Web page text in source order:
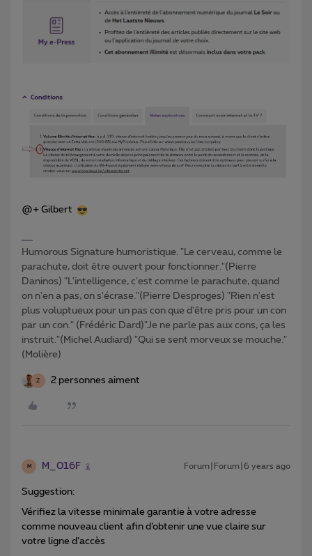
@+ Gilbert
Humorous Signature humoristique. "Le cerveau, comme le
parachute, doit être ouvert pour fonctionner."(Pierre
Daninos) "L'intelligence, c'est comme le parachute, quand
on n'en a pas, on s'écrase."(Pierre Desproges) "Rien n'est
plus voluptueux pour un pas con que d'être pris pour un con
par un con." (Frédéric Dard)"Je ne parle pas aux cons, ça les
instruit."(Michel Audiard) "Qui se sent morveux se mouche."
(Molière)
Z 2 personnes aiment
M M_016F Forum|Forum|6 years ago
Suggestion:
Vérifiez la vitesse minimale garantie à votre adresse
comme nouveau client afin d’obtenir une vue claire sur
votre ligne d’accès